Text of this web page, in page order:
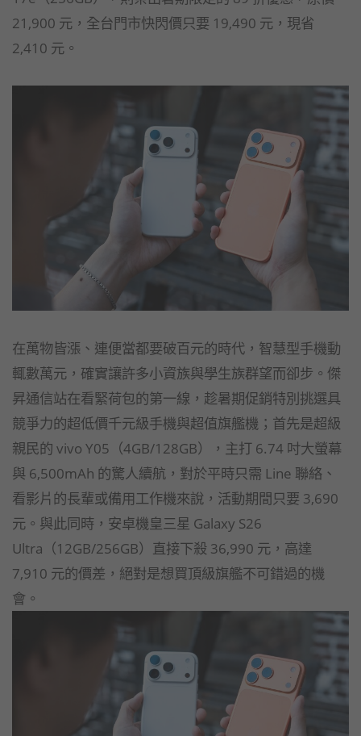
21,900 元，全台門市快閃價只要 19,490 元，現省
2,410 元。
在萬物皆漲、連便當都要破百元的時代，智慧型手機動
輒數萬元，確實讓許多小資族與學生族群望而卻步。傑
昇通信站在看緊荷包的第一線，趁暑期促銷特別挑選具
競爭力的超低價千元級手機與超值旗艦機；首先是超級
親民的 vivo Y05（4GB/128GB），主打 6.74 吋大螢幕
與 6,500mAh 的驚人續航，對於平時只需 Line 聯絡、
看影片的長輩或備用工作機來說，活動期間只要 3,690
元。與此同時，安卓機皇三星 Galaxy S26
Ultra（12GB/256GB）直接下殺 36,990 元，高達
7,910 元的價差，絕對是想買頂級旗艦不可錯過的機
會。